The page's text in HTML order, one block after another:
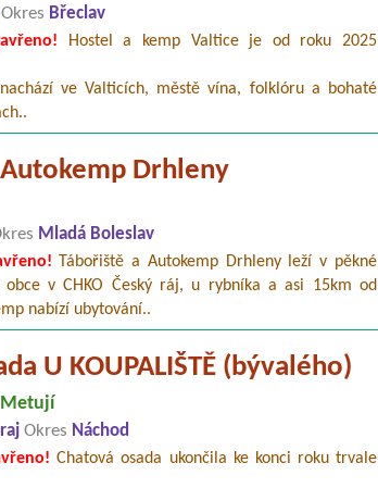
Okres Břeclav
Hostel a kemp Valtice je od roku 2025
ve Valticích, městě vína, folklóru a bohaté
Drhleny
Mladá Boleslav
Tábořiště a Autokemp Drhleny leží v pěkné
obce v CHKO Český ráj, u rybníka a asi 15km od
nabízí ubytování..
U KOUPALIŠTĚ (bývalého)
Metují
Okres Náchod
Chatová osada ukončila ke konci roku trvale